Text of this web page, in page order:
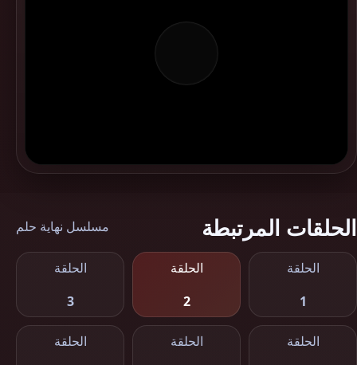
الحلقات المرتبطة مسلسل نهاية حلم
الحلقة
1
الحلقة
2
الحلقة
3
الحلقة
الحلقة
الحلقة